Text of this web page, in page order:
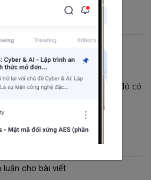
cho bài viết
của
1 trang web, thì trang web đó có
tiếp resource, mà ko phải
luận cho bài viết